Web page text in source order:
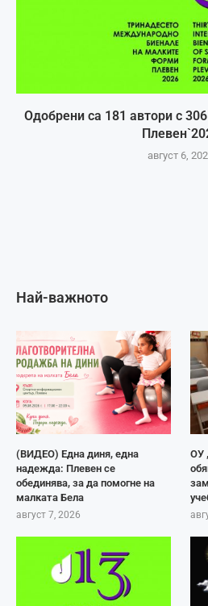
Одобрени са 181 автори с
август 6,
Най-важното
(ВИДЕО) Една диня, една
надежда: Плевен се
обединява, за да помогне на
малката Бела
август 7, 2026
ОУ